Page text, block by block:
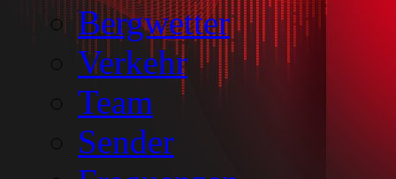
Bergwetter
Verkehr
Team
Sender